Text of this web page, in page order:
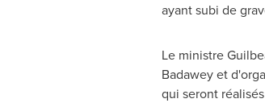
ayant subi de
Le ministre
Badawey et
qui seront